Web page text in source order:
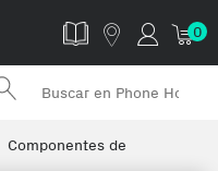
0
Componentes de